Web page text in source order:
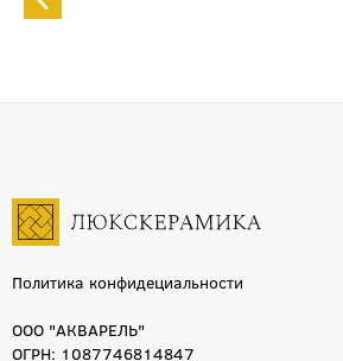
Политика конфидециальности
ООО "АКВАРЕЛЬ"
ОГРН: 1087746814847